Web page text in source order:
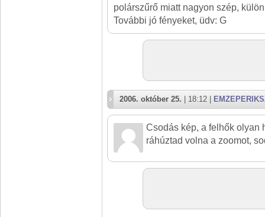
polárszűrő miatt nagyon szép,
További jó fényeket, üdv: G
2006. október 25. | 18:12 |
Csodás kép, a felhők olyan
ráhúztad volna a zoomot,